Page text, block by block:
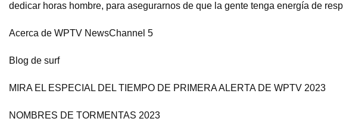
dedicar horas hombre, para asegurarnos de que la gente tenga energía de
Acerca de WPTV NewsChannel 5
Blog de surf
MIRA EL ESPECIAL DEL TIEMPO DE PRIMERA ALERTA DE WPTV 2023
NOMBRES DE TORMENTAS 2023